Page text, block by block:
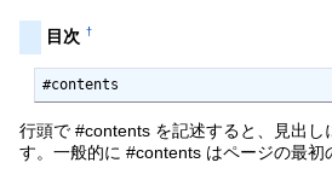
目次 †
#contents
行頭で #contents を記述すると、見出し
す。一般的に #contents はページの最初